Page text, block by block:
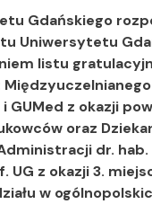
Gdańskiego
Uniwersytetu
listu
GUMed z okazji
oraz
dr.
UG z okazji 3.
w